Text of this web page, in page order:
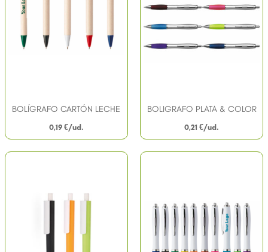
BOLÍGRAFO CARTÓN LECHE
0,19 €
BOLIGRAFO PLATA & COLOR
0,21 €